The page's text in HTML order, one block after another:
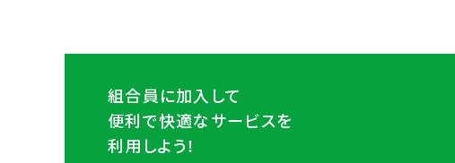
組合員に加入して
便利で快適なサービスを
利用しよう！